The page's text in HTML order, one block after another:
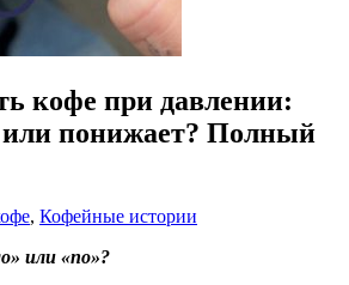
кофе при давлении:
понижает? Полный
, Кофейные истории
или «no»?